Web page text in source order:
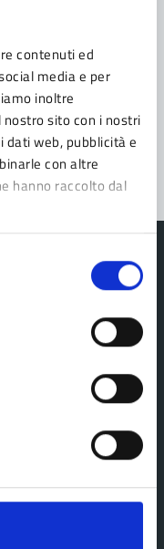
contenuti ed
media e per
inoltre
sito con i nostri
dati web, pubblicità e
con altre
hanno raccolto dal